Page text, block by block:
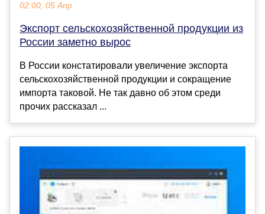
02:00, 05 Апр
Экспорт сельскохозяйственной продукции из
России заметно вырос
В России констатировали увеличение экспорта
сельскохозяйственной продукции и сокращение
импорта таковой. Не так давно об этом среди
прочих рассказал ...